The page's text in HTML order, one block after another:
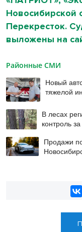
Новосибирской
Перекресток.
выложены на
Районные СМИ
Новый
тяжелой
В лесах
контроль
Продажи